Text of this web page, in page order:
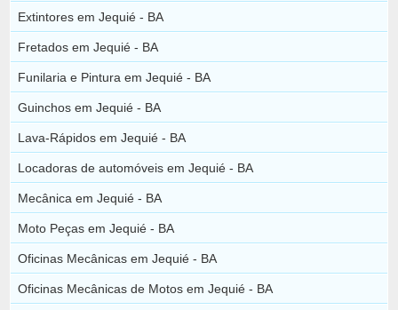
Extintores em Jequié - BA
Fretados em Jequié - BA
Funilaria e Pintura em Jequié - BA
Guinchos em Jequié - BA
Lava-Rápidos em Jequié - BA
Locadoras de automóveis em Jequié - BA
Mecânica em Jequié - BA
Moto Peças em Jequié - BA
Oficinas Mecânicas em Jequié - BA
Oficinas Mecânicas de Motos em Jequié - BA